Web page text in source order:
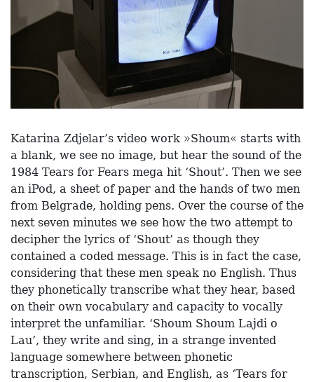
Katarina Zdjelar’s video work »Shoum« starts with
a blank, we see no image, but hear the sound of the
1984 Tears for Fears mega hit ‘Shout’. Then we see
an iPod, a sheet of paper and the hands of two men
from Belgrade, holding pens. Over the course of the
next seven minutes we see how the two attempt to
decipher the lyrics of ‘Shout’ as though they
contained a coded message. This is in fact the case,
considering that these men speak no English. Thus
they phonetically transcribe what they hear, based
on their own vocabulary and capacity to vocally
interpret the unfamiliar. ‘Shoum Shoum Lajdi o
Lau’, they write and sing, in a strange invented
language somewhere between phonetic
transcription, Serbian, and English, as ‘Tears for